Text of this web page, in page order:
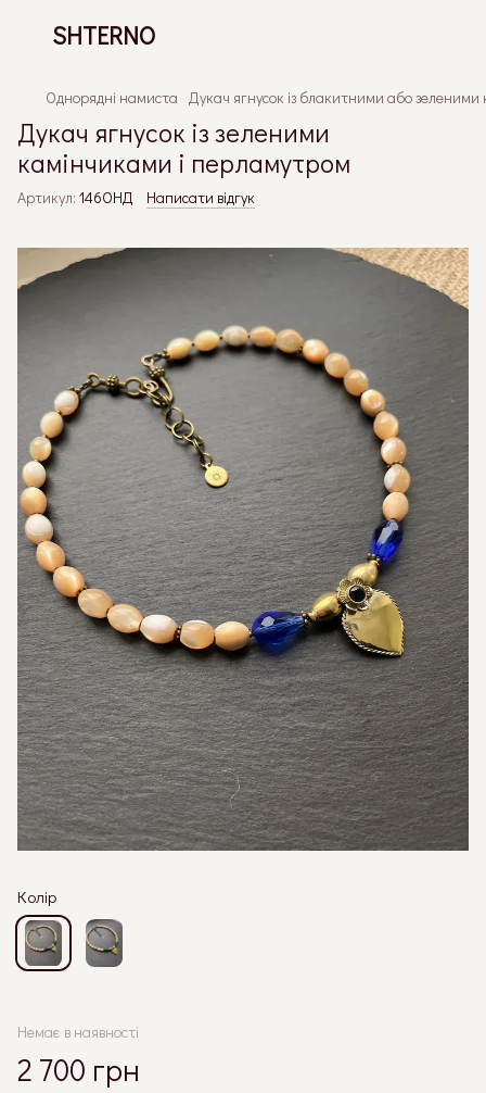
SHTERNO
Однорядні намиста Дукач ягнусок із блакитними або
Дукач ягнусок із зеленими
камінчиками і перламутром
Артикул: 146ОНД Написати відгук
Колір
Немає в наявності
2 700 грн